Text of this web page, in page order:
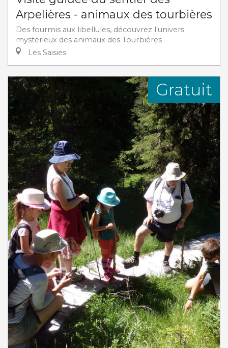
Arpelières - animaux des tourbières
Des fourmis aux libellules, découvrez l'univers
mystérieux des animaux des Tourbières
Les Saisies
Gratuit